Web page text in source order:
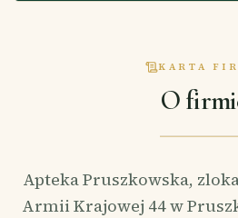
KARTA
O
Apteka Pruszkowska,
Armii Krajowej 44 w